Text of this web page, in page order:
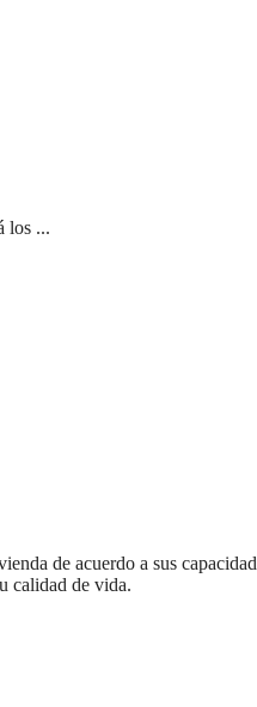
los ...
de acuerdo a sus
calidad de vida.